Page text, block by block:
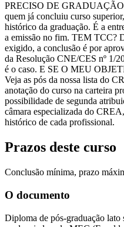
PRECISO DE
quem já concluiu curso
histórico da graduação. É a
a emissão no fim. TEM TCC?
exigido, a conclusão é por
da Resolução CNE/CES nº 1/
é o caso. E SE O MEU
Veja as pós da nossa lista do
anotação do curso na carteira
possibilidade de segunda
câmara especializada do
histórico de cada profissional.
Prazos deste curso
Conclusão mínima, prazo
O documento
Diploma de pós-graduação